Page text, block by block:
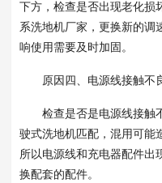
下方，检查是否出现老化损
系洗地机厂家，更换新的调
响使用需要及时加固。
原因四、电源线接触不
检查是否是电源线接触不
驶式洗地机匹配，混用可能
所以电源线和充电器配件出
换配套的配件。